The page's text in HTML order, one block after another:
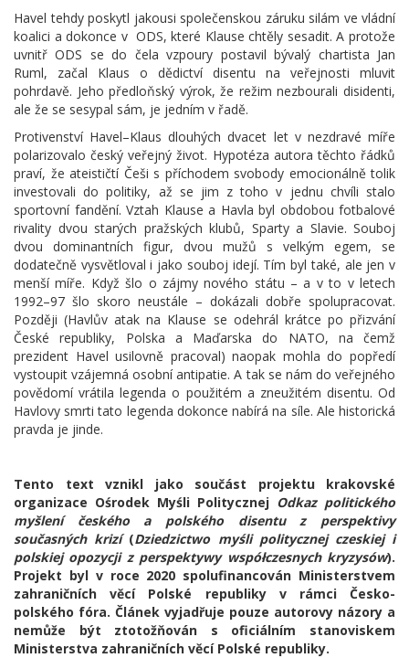
Havel tehdy poskytl jakousi společenskou záruku silám ve vládní
koalici a dokonce v ODS, které Klause chtěly sesadit. A protože
uvnitř ODS se do čela vzpoury postavil bývalý chartista Jan
Ruml, začal Klaus o dědictví disentu na veřejnosti mluvit
pohrdavě. Jeho předloňský výrok, že režim nezbourali disidenti,
ale že se sesypal sám, je jedním v řadě.
Protivenství Havel–Klaus dlouhých dvacet let v nezdravé míře
polarizovalo český veřejný život. Hypotéza autora těchto řádků
praví, že ateističtí Češi s příchodem svobody emocionálně tolik
investovali do politiky, až se jim z toho v jednu chvíli stalo
sportovní fandění. Vztah Klause a Havla byl obdobou fotbalové
rivality dvou starých pražských klubů, Sparty a Slavie. Souboj
dvou dominantních figur, dvou mužů s velkým egem, se
dodatečně vysvětloval i jako souboj idejí. Tím byl také, ale jen v
menší míře. Když šlo o zájmy nového státu – a v to v letech
1992–97 šlo skoro neustále – dokázali dobře spolupracovat.
Později (Havlův atak na Klause se odehrál krátce po přizvání
České republiky, Polska a Maďarska do NATO, na čemž
prezident Havel usilovně pracoval) naopak mohla do popředí
vystoupit vzájemná osobní antipatie. A tak se nám do veřejného
povědomí vrátila legenda o použitém a zneužitém disentu. Od
Havlovy smrti tato legenda dokonce nabírá na síle. Ale historická
pravda je jinde.
Tento text vznikl jako součást projektu krakovské
organizace Ośrodek Myśli Politycznej Odkaz politického
myšlení českého a polského disentu z perspektivy
současných krizí (Dziedzictwo myśli politycznej czeskiej i
polskiej opozycji z perspektywy współczesnych kryzysów).
Projekt byl v roce 2020 spolufinancován Ministerstvem
zahraničních věcí Polské republiky v rámci Česko-
polského fóra. Článek vyjadřuje pouze autorovy názory a
nemůže být ztotožňován s oficiálním stanoviskem
Ministerstva zahraničních věcí Polské republiky.